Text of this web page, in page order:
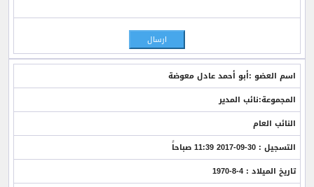
اسم العضو :أبو أحمد عادل معوضة
المجموعة:نائب المدير
النائب العام
التسجيل : 30-09-2017 11:39 صباحاً
تاريخ الميلاد : 4-8-1970